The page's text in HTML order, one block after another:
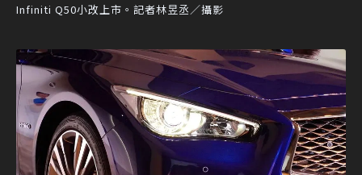
Infiniti Q50小改上市。記者林昱丞／攝影